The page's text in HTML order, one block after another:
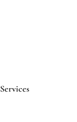
Services